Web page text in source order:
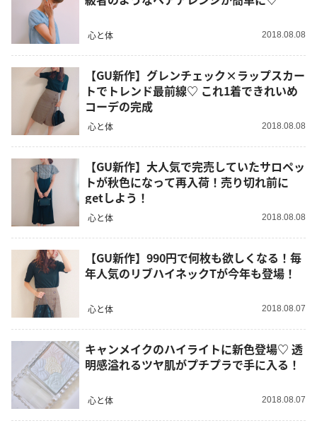
心と体 2018.08.08
【GU新作】グレンチェック×ラップスカー
トでトレンド最前線♡ これ1着できれいめ
コーデの完成
心と体 2018.08.08
【GU新作】大人気で完売していたサロペッ
トが秋色になって再入荷！売り切れ前に
getしよう！
心と体 2018.08.08
【GU新作】990円で何枚も欲しくなる！毎
年人気のリブハイネックTが今年も登場！
心と体 2018.08.07
キャンメイクのハイライトに新色登場♡ 透
明感溢れるツヤ肌がプチプラで手に入る！
心と体 2018.08.07